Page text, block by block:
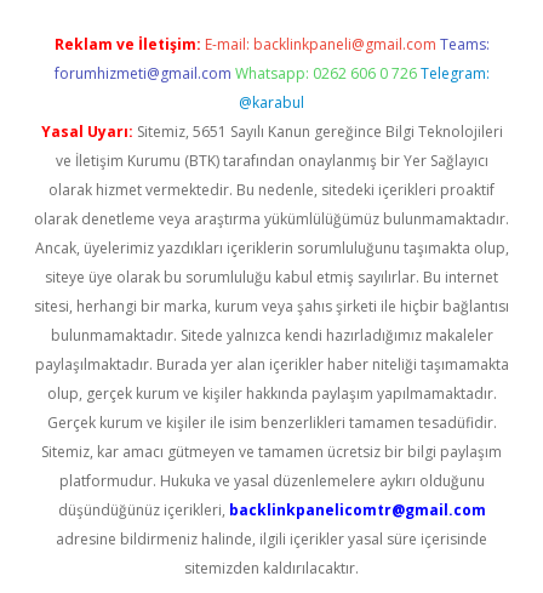
Reklam ve İletişim: E-mail: backlinkpaneli@gmail.com Teams:
forumhizmeti@gmail.com Whatsapp: 0262 606 0 726 Telegram:
@karabul
Yasal Uyarı: Sitemiz, 5651 Sayılı Kanun gereğince Bilgi Teknolojileri
ve İletişim Kurumu (BTK) tarafından onaylanmış bir Yer Sağlayıcı
olarak hizmet vermektedir. Bu nedenle, sitedeki içerikleri proaktif
olarak denetleme veya araştırma yükümlülüğümüz bulunmamaktadır.
Ancak, üyelerimiz yazdıkları içeriklerin sorumluluğunu taşımakta olup,
siteye üye olarak bu sorumluluğu kabul etmiş sayılırlar. Bu internet
sitesi, herhangi bir marka, kurum veya şahıs şirketi ile hiçbir bağlantısı
bulunmamaktadır. Sitede yalnızca kendi hazırladığımız makaleler
paylaşılmaktadır. Burada yer alan içerikler haber niteliği taşımamakta
olup, gerçek kurum ve kişiler hakkında paylaşım yapılmamaktadır.
Gerçek kurum ve kişiler ile isim benzerlikleri tamamen tesadüfidir.
Sitemiz, kar amacı gütmeyen ve tamamen ücretsiz bir bilgi paylaşım
platformudur. Hukuka ve yasal düzenlemelere aykırı olduğunu
düşündüğünüz içerikleri, backlinkpanelicomtr@gmail.com
adresine bildirmeniz halinde, ilgili içerikler yasal süre içerisinde
sitemizden kaldırılacaktır.